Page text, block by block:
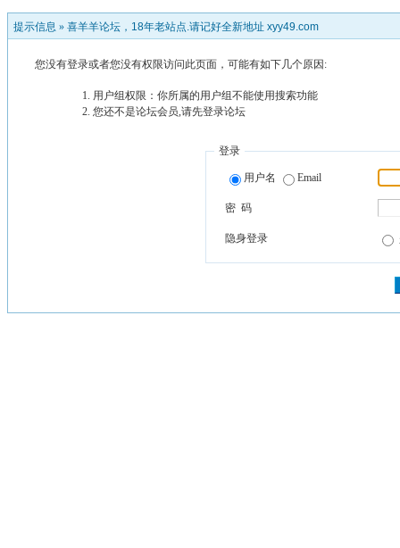
提示信息 » 喜羊羊论坛，18年老站点.请记好全新地址 xyy49.com
您没有登录或者您没有权限访问此页面，可能有如下几个原因:
用户组权限：你所属的用户组不能使用搜索功能
您还不是论坛会员,请先登录论坛
登录
用户名 Email
密 码
隐身登录